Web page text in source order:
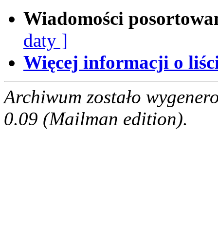
Wiadomości
daty ]
Więcej informacji o
Archiwum zostało
0.09 (Mailman edition).